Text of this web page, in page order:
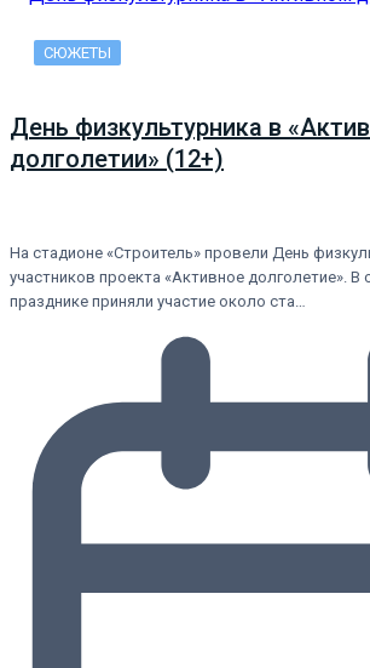
СЮЖЕТЫ
День физкультурника в
долголетии» (12+)
На стадионе «Строитель» провели День
участников проекта «Активное долголетие». В
празднике приняли участие около ста…